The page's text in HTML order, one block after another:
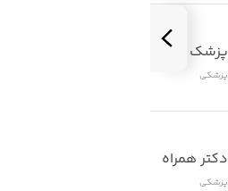
پزشک طرح
پزشکی
دکتر همراه
پزشکی